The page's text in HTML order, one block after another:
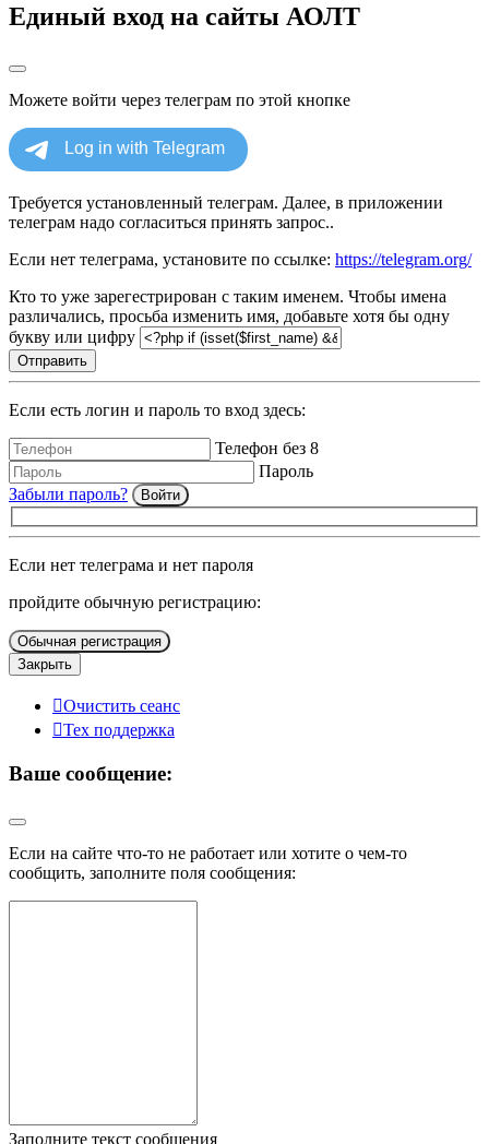
Единый вход на сайты АОЛТ
Можете войти через телеграм по этой кнопке
Требуется установленный телеграм. Далее, в приложении
телеграм надо согласиться принять запрос..
Если нет телеграма, установите по ссылке: https://telegram.org/
Кто то уже зарегестрирован с таким именем. Чтобы имена
различались, просьба изменить имя, добавьте хотя бы одну
букву или цифру
Отправить
Если есть логин и пароль то вход здесь:
Телефон без 8
Пароль
Забыли пароль?
Войти
Если нет телеграма и нет пароля
пройдите обычную регистрацию:
Обычная регистрация
Закрыть
Очистить сеанс
Тех поддержка
Ваше сообщение:
Если на сайте что-то не работает или хотите о чем-то
сообщить, заполните поля сообщения:
Заполните текст сообщения